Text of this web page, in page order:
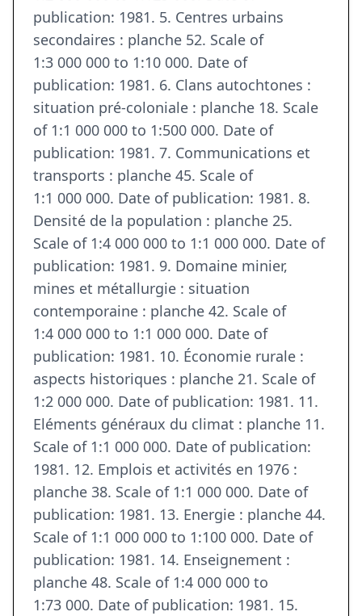
publication: 1981. 5. Centres urbains
secondaires : planche 52. Scale of
1:3 000 000 to 1:10 000. Date of
publication: 1981. 6. Clans autochtones :
situation pré-coloniale : planche 18. Scale
of 1:1 000 000 to 1:500 000. Date of
publication: 1981. 7. Communications et
transports : planche 45. Scale of
1:1 000 000. Date of publication: 1981. 8.
Densité de la population : planche 25.
Scale of 1:4 000 000 to 1:1 000 000. Date of
publication: 1981. 9. Domaine minier,
mines et métallurgie : situation
contemporaine : planche 42. Scale of
1:4 000 000 to 1:1 000 000. Date of
publication: 1981. 10. Économie rurale :
aspects historiques : planche 21. Scale of
1:2 000 000. Date of publication: 1981. 11.
Eléments généraux du climat : planche 11.
Scale of 1:1 000 000. Date of publication:
1981. 12. Emplois et activités en 1976 :
planche 38. Scale of 1:1 000 000. Date of
publication: 1981. 13. Energie : planche 44.
Scale of 1:1 000 000 to 1:100 000. Date of
publication: 1981. 14. Enseignement :
planche 48. Scale of 1:4 000 000 to
1:73 000. Date of publication: 1981. 15.